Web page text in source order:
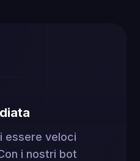
essere veloci
i nostri bot